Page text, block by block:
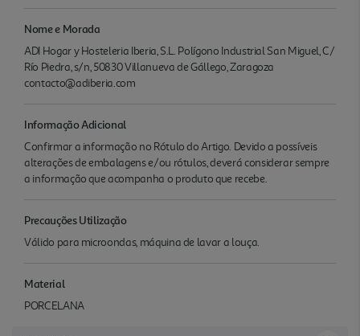
Nome e Morada
ADI Hogar y Hosteleria Iberia, S.L. Polígono Industrial San Miguel, C/
Río Piedra, s/n, 50830 Villanueva de Gállego, Zaragoza
contacto@adiberia.com
Informação Adicional
Confirmar a informação no Rótulo do Artigo. Devido a possíveis
alterações de embalagens e/ou rótulos, deverá considerar sempre
a informação que acompanha o produto que recebe.
Precauções Utilização
Válido para microondas, máquina de lavar a louça.
Material
PORCELANA